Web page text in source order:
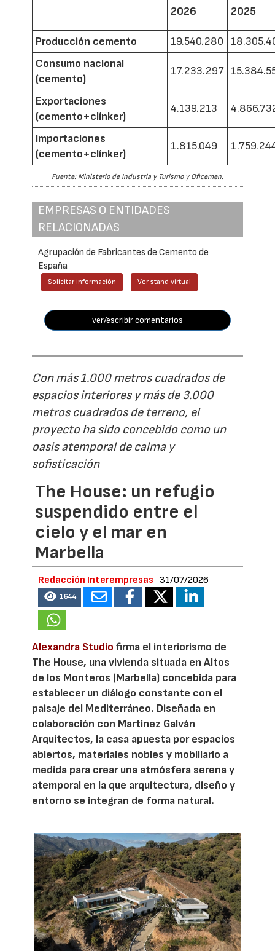
2026 2025
Producción cemento 19.540.280
Consumo nacional
(cemento)
17.233.297
Exportaciones
(cemento+clínker)
4.139.213
Importaciones
(cemento+clínker)
1.815.049
Fuente: Ministerio de Industria y Turismo y Oficemen.
EMPRESAS O ENTIDADES
RELACIONADAS
Agrupación de Fabricantes de Cemento de
España
Solicitar información Ver stand virtual
ver/escribir comentarios
Con más 1.000 metros cuadrados de
espacios interiores y más de 3.000
metros cuadrados de terreno, el
proyecto ha sido concebido como un
oasis atemporal de calma y
sofisticación
The House: un refugio
suspendido entre el
cielo y el mar en
Marbella
Redacción Interempresas 31/07/2026
1644
Alexandra Studio firma el interiorismo de
The House, una vivienda situada en Altos
de los Monteros (Marbella) concebida para
establecer un diálogo constante con el
paisaje del Mediterráneo. Diseñada en
colaboración con Martinez Galván
Arquitectos, la casa apuesta por espacios
abiertos, materiales nobles y mobiliario a
medida para crear una atmósfera serena y
atemporal en la que arquitectura, diseño y
entorno se integran de forma natural.